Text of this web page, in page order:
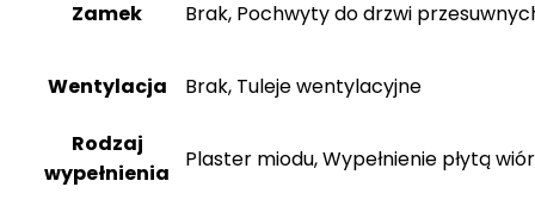
Zamek Brak, Pochwyty do drzwi
Wentylacja Brak, Tuleje wentylacyjne
Rodzaj
wypełnienia
Plaster miodu, Wypełnienie płytą